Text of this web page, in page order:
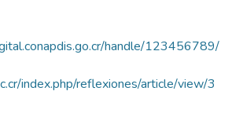
handle/123456789/
index.php/reflexiones/article/view/3